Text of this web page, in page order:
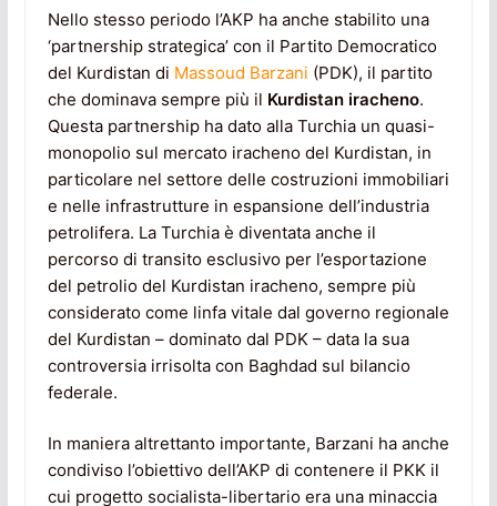
Nello stesso periodo l’AKP ha anche stabilito una
‘partnership strategica’ con il Partito Democratico
del Kurdistan di Massoud Barzani (PDK), il partito
che dominava sempre più il Kurdistan iracheno.
Questa partnership ha dato alla Turchia un quasi-
monopolio sul mercato iracheno del Kurdistan, in
particolare nel settore delle costruzioni immobiliari
e nelle infrastrutture in espansione dell’industria
petrolifera. La Turchia è diventata anche il
percorso di transito esclusivo per l’esportazione
del petrolio del Kurdistan iracheno, sempre più
considerato come linfa vitale dal governo regionale
del Kurdistan – dominato dal PDK – data la sua
controversia irrisolta con Baghdad sul bilancio
federale.
In maniera altrettanto importante, Barzani ha anche
condiviso l’obiettivo dell’AKP di contenere il PKK il
cui progetto socialista-libertario era una minaccia